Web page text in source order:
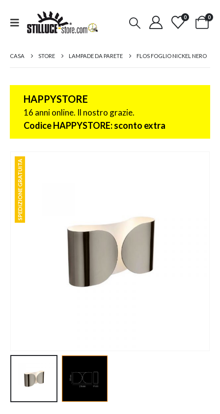
0 0
CASA STORE LAMPADE DA PARETE FLOS FOGLIO NICKEL NERO
HAPPYSTORE
16 anni online. Il nostro grazie.
Codice HAPPYSTORE: sconto extra
SPEDIZIONE GRATUITA
SPEDIZIONE GRATUITA